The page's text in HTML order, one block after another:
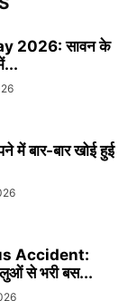
2026: सावन के
बार-बार खोई हुई
Accident:
से भरी बस...